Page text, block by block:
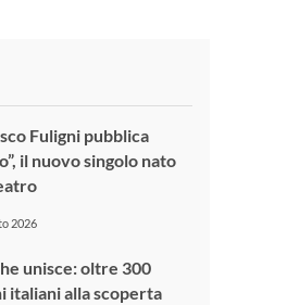
Fuligni pubblica
il nuovo singolo nato
2026
unisce: oltre 300
italiani alla scoperta